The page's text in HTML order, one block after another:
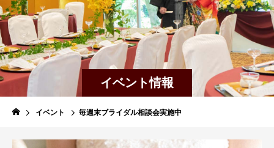
イベント情報
イベント 毎週末ブライダル相談会実施中